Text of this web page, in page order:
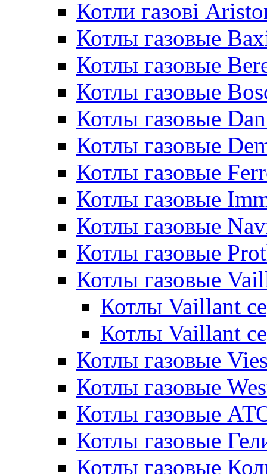
Котли газові
Котлы газовые
Котлы газовые
Котлы газовые
Котлы газовые
Котлы газовые
Котлы газовые
Котлы газовые
Котлы газовые
Котлы газовые
Котлы газовые
Котлы Vaillant
Котлы Vaillant
Котлы газовые
Котлы газовые
Котлы газовые
Котлы газовые
Котлы газовые